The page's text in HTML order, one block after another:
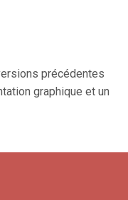
précédentes
graphique et un